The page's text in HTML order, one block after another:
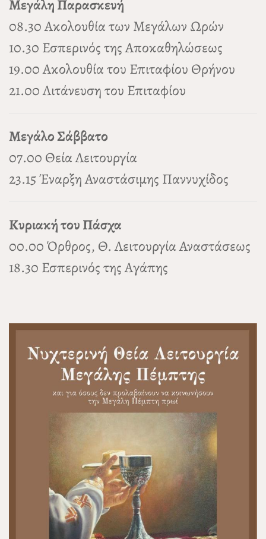
Μεγάλη Παρασκευή
08.30 Ακολουθία των Μεγάλων Ωρών
10.30 Εσπερινός της Αποκαθηλώσεως
19.00 Ακολουθία του Επιταφίου Θρήνου
21.00 Λιτάνευση του Επιταφίου
Μεγάλο Σάββατο
07.00 Θεία Λειτουργία
23.15 Έναρξη Αναστάσιμης Παννυχίδος
Κυριακή του Πάσχα
00.00 Όρθρος, Θ. Λειτουργία Αναστάσεως
18.30 Εσπερινός της Αγάπης